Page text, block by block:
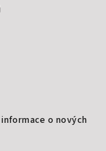
o nových